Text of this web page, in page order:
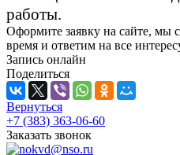
работы.
Оформите заявку на сайте, мы
время и ответим на все
Запись онлайн
Поделиться
Вернуться
+7 (383) 363-06-60
Заказать звонок